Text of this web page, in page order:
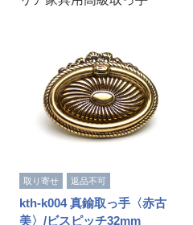
取り寄せ 返品不可
kth-k004 真鍮取っ手〈赤古
美〉/ビスピッチ32mm